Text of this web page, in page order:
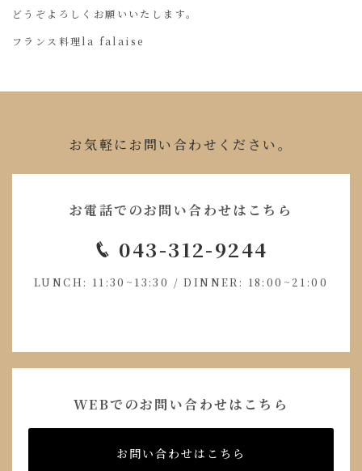
どうぞよろしくお願いいたします。
フランス料理la falaise
お気軽にお問い合わせください。
お電話でのお問い合わせはこちら
043-312-9244
LUNCH: 11:30~13:30 / DINNER: 18:00~21:00
WEBでのお問い合わせはこちら
お問い合わせはこちら